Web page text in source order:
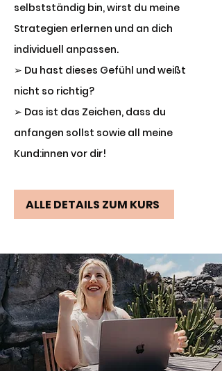
selbstständig bin, wirst du meine
Strategien erlernen und an dich
individuell anpassen.
➢ Du hast dieses Gefühl und weißt
nicht so richtig?
➢ Das ist das Zeichen, dass du
anfangen sollst sowie all meine
Kund:innen vor dir!
ALLE DETAILS ZUM KURS